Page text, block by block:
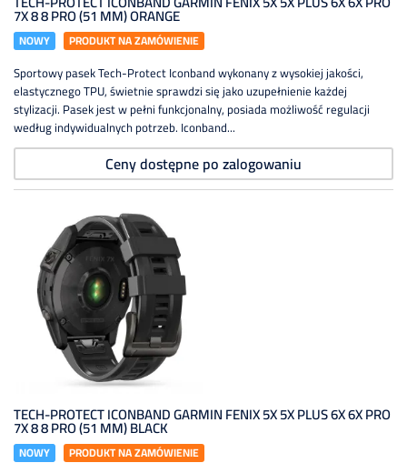
7X 8 8 PRO (51 MM) ORANGE
NOWY PRODUKT NA ZAMÓWIENIE
Sportowy pasek Tech-Protect Iconband wykonany z wysokiej jakości,
elastycznego TPU, świetnie sprawdzi się jako uzupełnienie każdej
stylizacji. Pasek jest w pełni funkcjonalny, posiada możliwość regulacji
według indywidualnych potrzeb. Iconband...
Ceny dostępne po zalogowaniu
TECH-PROTECT ICONBAND GARMIN FENIX 5X 5X PLUS 6X 6X PRO
7X 8 8 PRO (51 MM) BLACK
NOWY PRODUKT NA ZAMÓWIENIE